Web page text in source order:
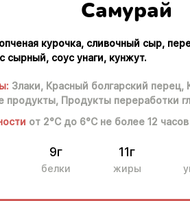
Самурай
курочка, сливочный сыр,
сырный, соус унаги, кунжут.
Злаки, Красный болгарский перец,
продукты, Продукты переработки
от 2°С до 6°С не более 12 часов
9г
белки
11г
жиры